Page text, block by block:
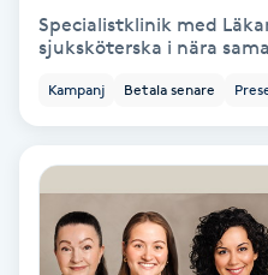
Diamantslipning
Specialistklinik med
Kampanj Betala senare